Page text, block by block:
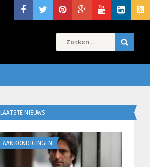
LAATSTE NIEUWS
AANKONDIGINGEN